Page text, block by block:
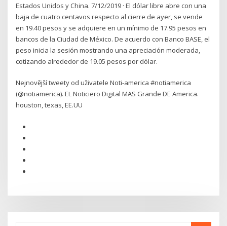
Estados Unidos y China. 7/12/2019 · El dólar libre abre con una
baja de cuatro centavos respecto al cierre de ayer, se vende
en 19.40 pesos y se adquiere en un mínimo de 17.95 pesos en
bancos de la Ciudad de México. De acuerdo con Banco BASE, el
peso inicia la sesión mostrando una apreciación moderada,
cotizando alrededor de 19.05 pesos por dólar.
Nejnovější tweety od uživatele Noti-america #notiamerica
(@notiamerica). EL Noticiero Digital MAS Grande DE America.
houston, texas, EE.UU